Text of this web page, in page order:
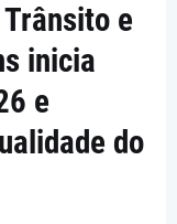
e
inicia
e
do